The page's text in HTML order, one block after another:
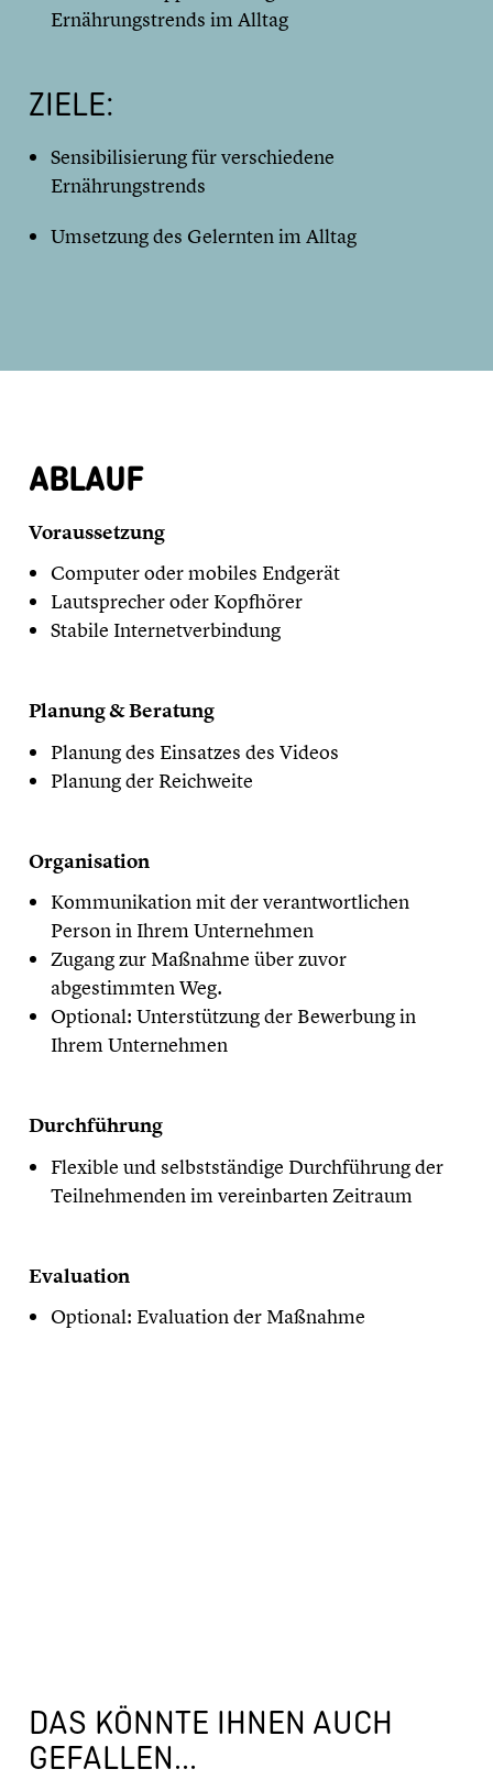
Ernährungstrends im Alltag
ZIELE:
Sensibilisierung für verschiedene
Ernährungstrends
Umsetzung des Gelernten im Alltag
ABLAUF
Voraussetzung
Computer oder mobiles Endgerät
Lautsprecher oder Kopfhörer
Stabile Internetverbindung
Planung & Beratung
Planung des Einsatzes des Videos
Planung der Reichweite
Organisation
Kommunikation mit der verantwortlichen
Person in Ihrem Unternehmen
Zugang zur Maßnahme über zuvor
abgestimmten Weg.
Optional: Unterstützung der Bewerbung in
Ihrem Unternehmen
Durchführung
Flexible und selbstständige Durchführung der
Teilnehmenden im vereinbarten Zeitraum
Evaluation
Optional: Evaluation der Maßnahme
DAS KÖNNTE IHNEN AUCH
GEFALLEN...